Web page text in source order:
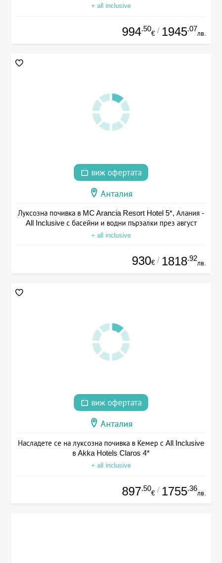
+ all inclusive
994.50
€ / 1945.07
лв.
виж офертата
Анталия
Луксозна почивка в MC Arancia Resort Hotel 5*, Алания -
All Inclusive с басейни и водни пързалки през август
+ all inclusive
930€ / 1818.92
лв.
виж офертата
Анталия
Насладете се на луксозна почивка в Кемер с All Inclusive
в Akka Hotels Claros 4*
+ all inclusive
897.50
€ / 1755.36
лв.